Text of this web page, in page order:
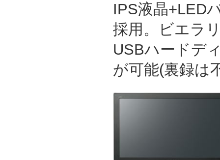
IPS液晶+LED
採用。ビエラ
USBハードデ
が可能(裏録は